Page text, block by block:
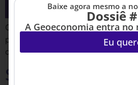
O experimento coletivo que
pandemia me transportou de
ciências da escola
Sobre
Baixe agora mesmo a
Dossiê
A Geoeconomia entra
Eu